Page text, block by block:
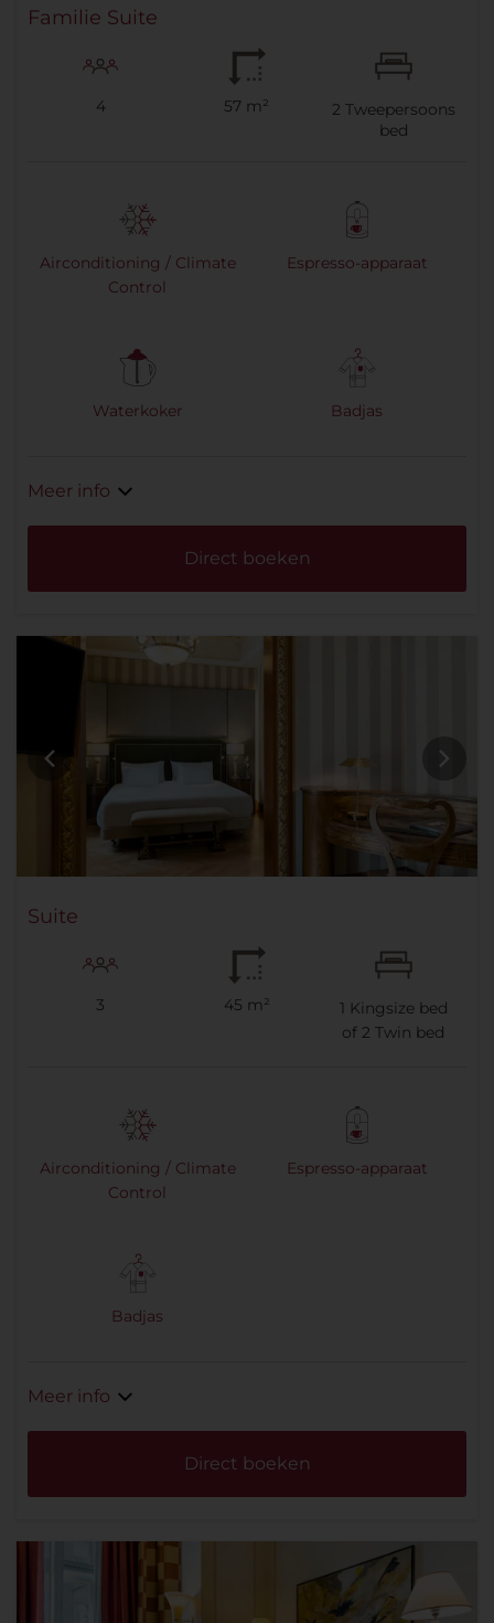
Familie Suite
4 57 m² 2 Tweepersoons
bed
Airconditioning / Climate
Control
Espresso-apparaat
Waterkoker Badjas
Meer info
Direct boeken
Suite
3 45 m² 1 Kingsize bed
of 2 Twin bed
Airconditioning / Climate
Control
Espresso-apparaat
Badjas
Meer info
Direct boeken